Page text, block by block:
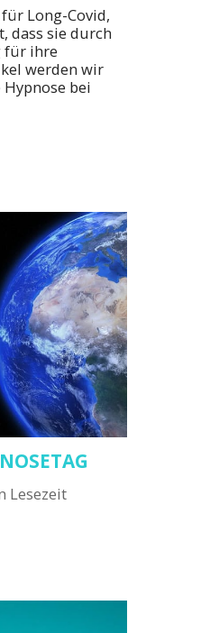
Long-Covid,
dass sie durch
für ihre
werden wir
bei
Lesezeit